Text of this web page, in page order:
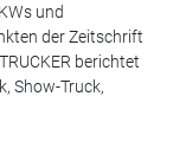
und
der Zeitschrift
berichtet
Show-Truck,